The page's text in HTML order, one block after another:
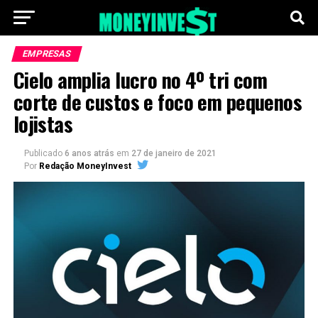
EMPRESAS
Cielo amplia lucro no 4º tri com
corte de custos e foco em pequenos
lojistas
Publicado 6 anos atrás em 27 de janeiro de 2021
Por Redação MoneyInvest